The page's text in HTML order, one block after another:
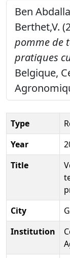
Ben
Berthet,V.
pomme de
pratiques
Belgique,
Type
Year
Title
City
Institution